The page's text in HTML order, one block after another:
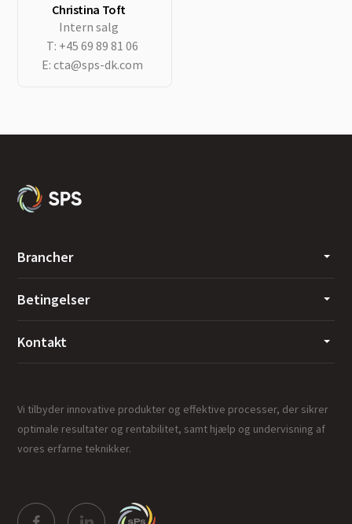
Christina Toft
Intern salg
T: +45 69 89 81 06
E: cta@sps-dk.com
Brancher
Betingelser
Kontakt
Vi tilbyder innovative produkter og effektive processer, der sikrer
optimale resultater og rentabilitet, samt hjælp og undervisning af
vores erfarne teknikker.